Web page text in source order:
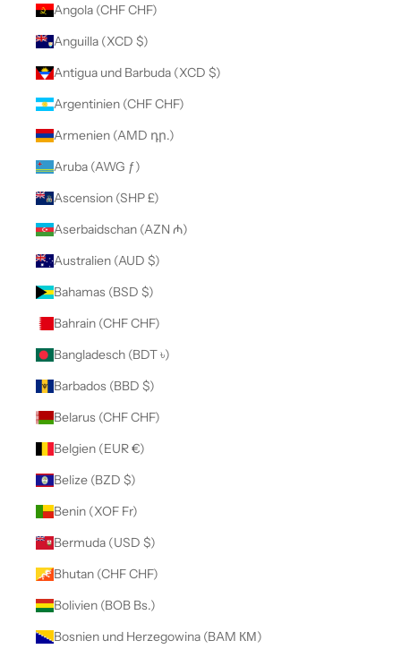
Angola (CHF CHF)
Anguilla (XCD $)
Antigua und Barbuda (XCD $)
Argentinien (CHF CHF)
Armenien (AMD դր.)
Aruba (AWG ƒ)
Ascension (SHP £)
Aserbaidschan (AZN ₼)
Australien (AUD $)
Bahamas (BSD $)
Bahrain (CHF CHF)
Bangladesch (BDT ৳)
Barbados (BBD $)
Belarus (CHF CHF)
Belgien (EUR €)
Belize (BZD $)
Benin (XOF Fr)
Bermuda (USD $)
Bhutan (CHF CHF)
Bolivien (BOB Bs.)
Bosnien und Herzegowina (BAM КМ)